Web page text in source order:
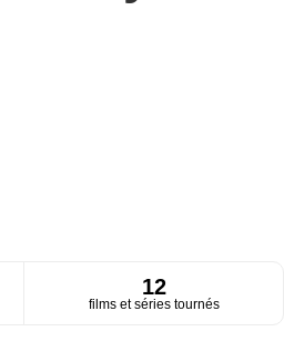
12
films et séries tournés